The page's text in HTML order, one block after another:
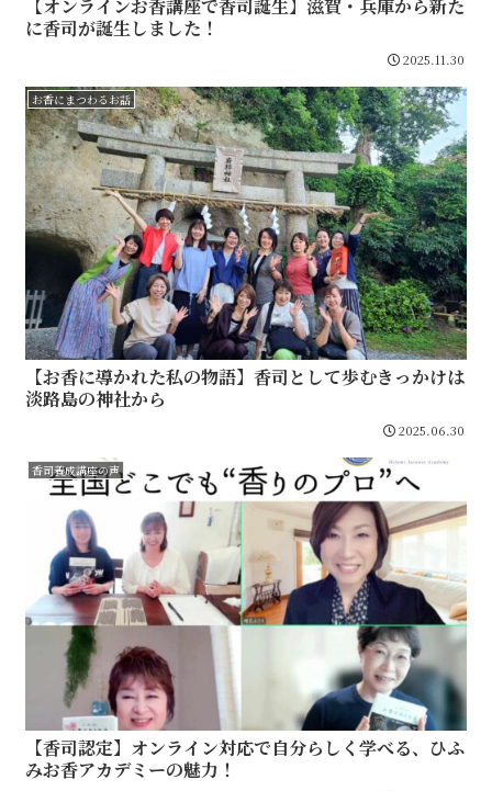
【オンラインお香講座で香司誕生】滋賀・兵庫から新た
に香司が誕生しました！
2025.11.30
お香にまつわるお話
【お香に導かれた私の物語】香司として歩むきっかけは
淡路島の神社から
2025.06.30
香司養成講座の声
【香司認定】オンライン対応で自分らしく学べる、ひふ
みお香アカデミーの魅力！